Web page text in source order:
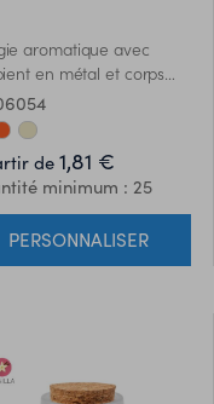
aromatique avec
en métal et corps
de fil de différentes
Disponible en
de vanille, d´orange
chocolat.
de 1,81 €
minimum : 25
PERSONNALISER